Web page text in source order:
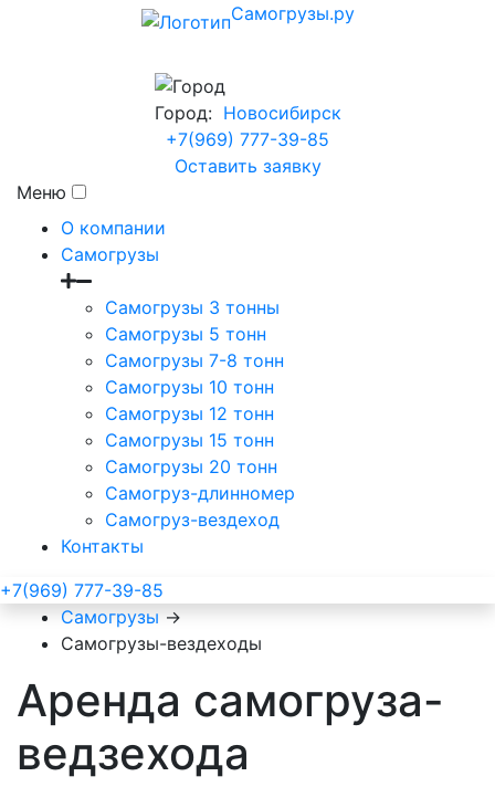
Самогрузы.ру
Город: Новосибирск
+7(969) 777-39-85
Оставить заявку
Меню
О компании
Самогрузы
Самогрузы 3 тонны
Самогрузы 5 тонн
Самогрузы 7-8 тонн
Самогрузы 10 тонн
Самогрузы 12 тонн
Самогрузы 15 тонн
Самогрузы 20 тонн
Самогруз-длинномер
Самогруз-вездеход
Контакты
+7(969) 777-39-85
Самогрузы →
Самогрузы-вездеходы
Аренда самогруза-
ведзехода